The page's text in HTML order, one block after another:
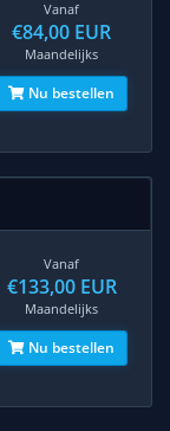
Vanaf
€84,00 EUR
Maandelijks
Nu bestellen
Vanaf
€133,00 EUR
Maandelijks
Nu bestellen